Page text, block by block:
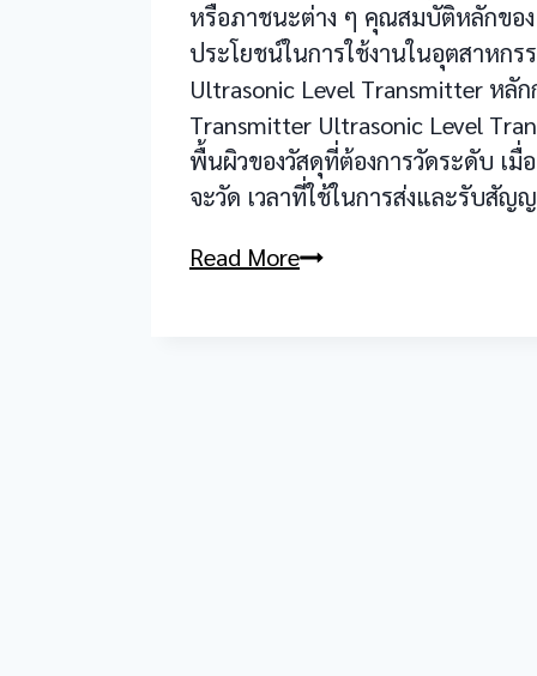
หรือภาชนะต่าง ๆ คุณสมบัติหลักขอ
ประโยชน์ในการใช้งานในอุตสาหก
Ultrasonic Level Transmitter หลั
Transmitter Ultrasonic Level
พื้นผิวของวัสดุที่ต้องการวัดระดับ เ
จะวัด เวลาที่ใช้ในการส่งและรับสั
Read MoreUltrasonic